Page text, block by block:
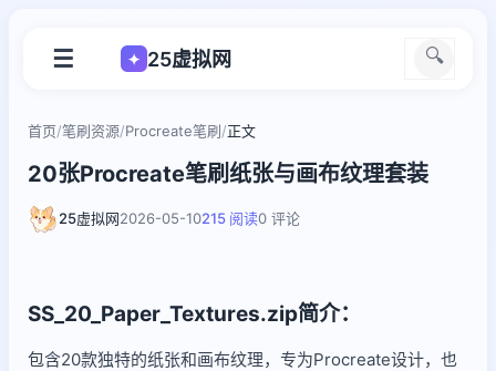
☰ ✦ 25虚拟网 🔍
首页/笔刷资源/Procreate笔刷/正文
20张Procreate笔刷纸张与画布纹理套装
25虚拟网2026-05-10215 阅读0 评论
SS_20_Paper_Textures.zip简介：
包含20款独特的纸张和画布纹理，专为Procreate设计，也